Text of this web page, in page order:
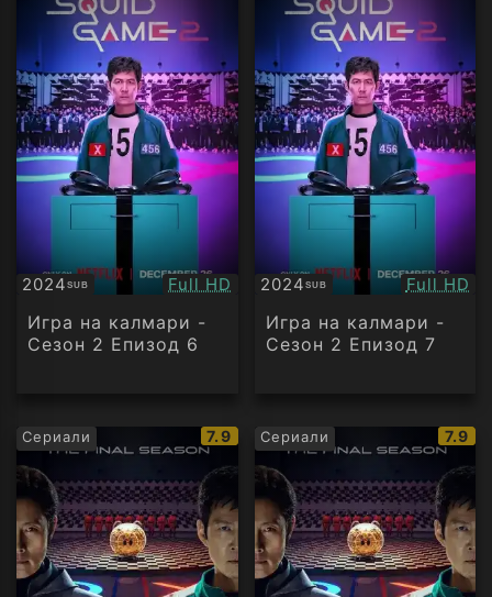
2024SUB
Субтитри Качество:
Full HD
Игра на калмари -
Сезон 2 Епизод 6
2024SUB
Субтитри Full HD
Игра на калмари -
Сезон 2 Епизод 7
Сериали
IMDb
рейтинг:
7.9 Сериали
IMDb
7.9